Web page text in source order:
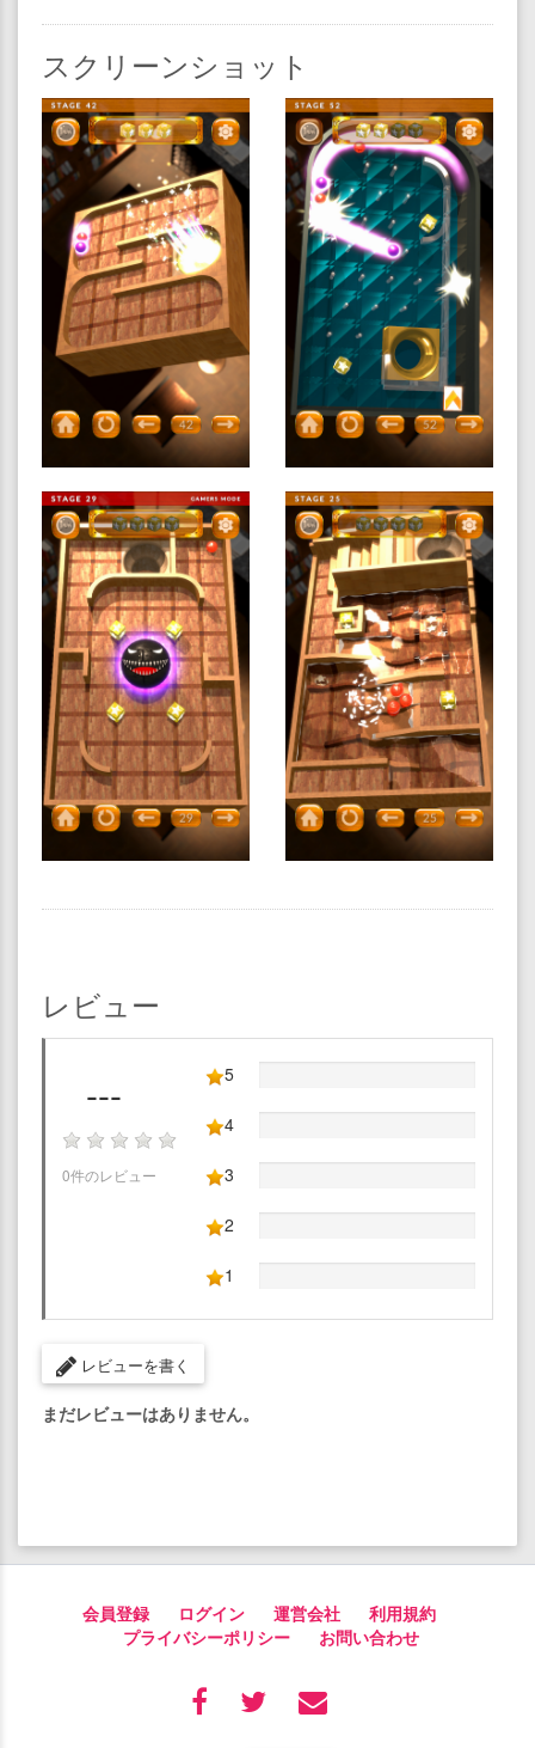
スクリーンショット
レビュー
---
0件のレビュー
5
4
3
2
1
レビューを書く
まだレビューはありません。
会員登録 ログイン 運営会社
利用規約
プライバシーポリシー
お問い合わせ